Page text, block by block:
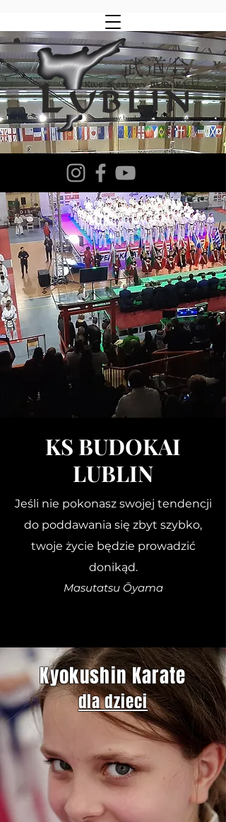
KS BUDOKAI
LUBLIN
Jeśli nie pokonasz swojej tendencji
do poddawania się zbyt szybko,
twoje życie będzie prowadzić
donikąd.
Masutatsu Ōyama
Kyokushin Karate
dla dzieci